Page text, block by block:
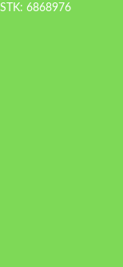
STK: 6868976